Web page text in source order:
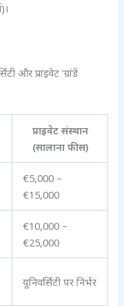
और प्राइवेट ‘ग्रांडे
प्राइवेट संस्थान
(सालाना फीस)
€5,000 –
€15,000
€10,000 –
€25,000
यूनिवर्सिटी पर निर्भर